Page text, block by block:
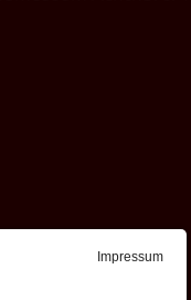
Impressum